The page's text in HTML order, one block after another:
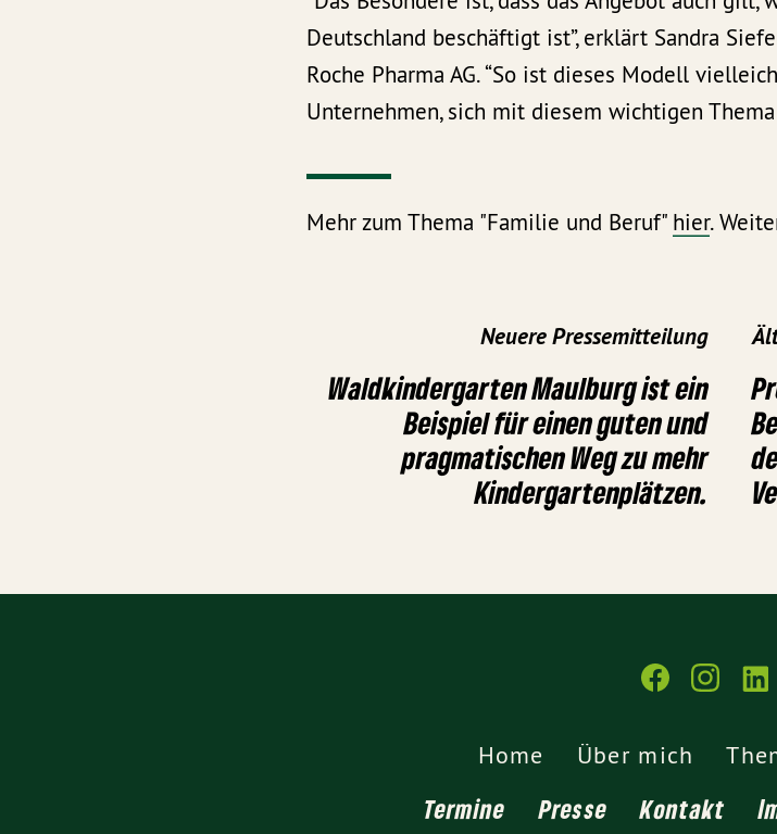
Deutschland beschäftigt ist”, erklärt Sandra
Roche Pharma AG. “So ist dieses Modell
Unternehmen, sich mit diesem wichtigen
Mehr zum Thema "Familie und Beruf" hier.
Neuere Pressemitteilung
Waldkindergarten Maulburg ist ein
Beispiel für einen guten und
pragmatischen Weg zu mehr
Kindergartenplätzen.
Home Über mich
Termine Presse Kontakt